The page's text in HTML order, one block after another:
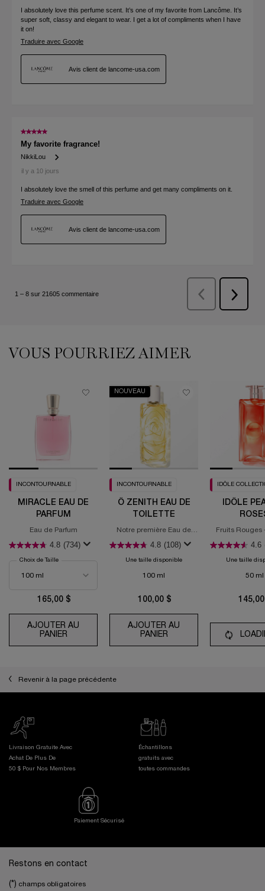
VOUS POURRIEZ AIMER
INCONTOURNABLE
MIRACLE EAU DE
PARFUM
Eau de Parfum
4.8 (734)
Choix de Taille
165,00 $
AJOUTER AU
PANIERMIRACLE EAU DE PARFUM
NOUVEAU
INCONTOURNABLE
Ô ZENITH EAU DE
TOILETTE
Notre première Eau de
émotions
4.8 (108)
Une taille disponible
100 ml
100,00 $
AJOUTER AU
PANIERÔ ZENITH EAU DE
IDÔLE
IDÔLE
Fruits Rouges
4.6
Une taille
50 ml
Revenir à la page précédente
Livraison Gratuite Avec
Achat De Plus De
50 $ Pour Nos Membres
Échantillons
gratuits avec
toutes commandes
Paiement Sécurisé
Restons en contact
(*) champs obligatoires